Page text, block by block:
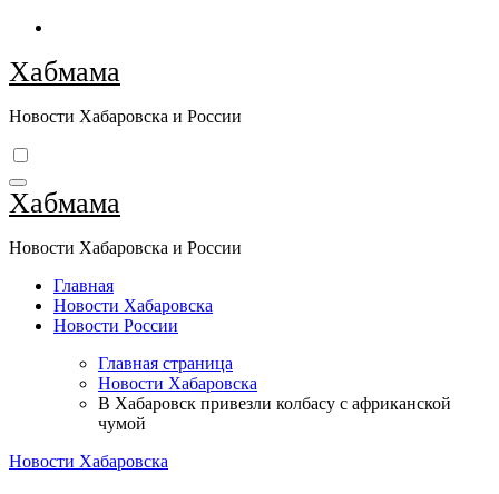
Перейти
содержимому
Хабмама
Новости Хабаровска и России
Хабмама
Новости Хабаровска и России
Главная
Новости Хабаровска
Новости России
Главная страница
Новости Хабаровска
В Хабаровск привезли колбасу с африканской
чумой
Новости Хабаровска